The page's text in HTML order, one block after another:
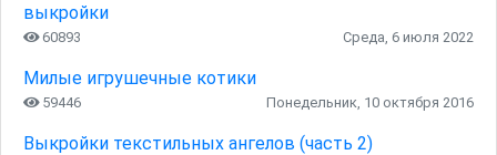
выкройки
60893 Среда, 6 июля 2022
Милые игрушечные котики
59446 Понедельник, 10 октября 2016
Выкройки текстильных ангелов (часть 2)